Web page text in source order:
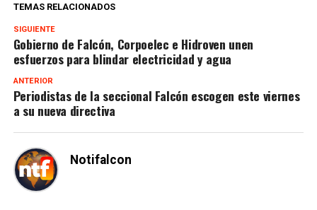
TEMAS RELACIONADOS
SIGUIENTE
Gobierno de Falcón, Corpoelec e Hidroven unen
esfuerzos para blindar electricidad y agua
ANTERIOR
Periodistas de la seccional Falcón escogen este viernes
a su nueva directiva
Notifalcon